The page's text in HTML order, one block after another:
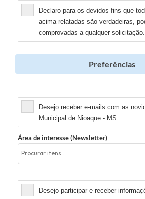
Declaro para os devidos fins que
acima relatadas são verdadeiras,
comprovadas a qualquer solicitação.
Preferências
Desejo receber e-mails com as
Municipal de Nioaque - MS .
Área de interesse (Newsletter)
Desejo participar e receber